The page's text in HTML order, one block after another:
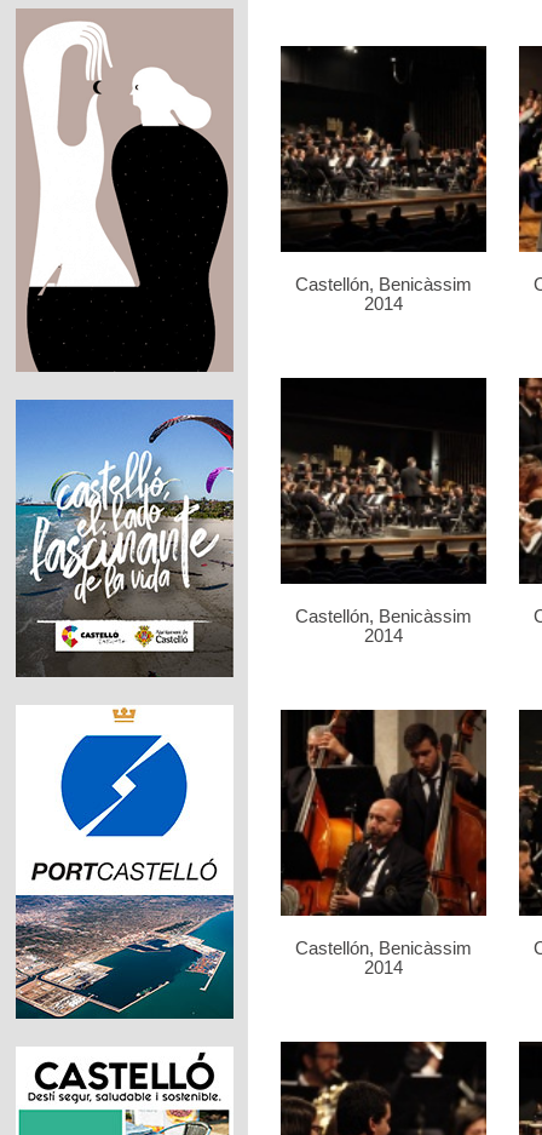
Castellón, Benicàssim
2014
Castellón, Benicàssim
2014
Castellón, Benicàssim
2014